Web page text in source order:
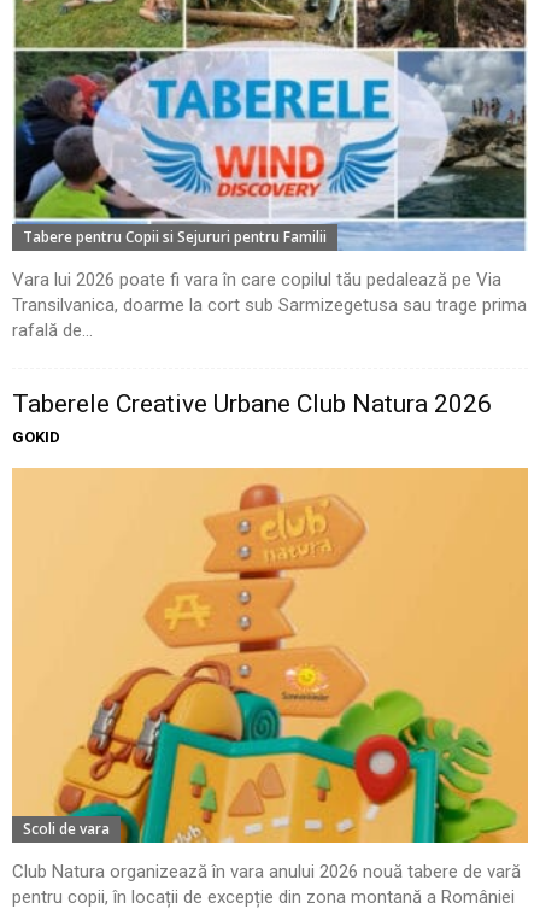
Tabere pentru Copii si Sejururi pentru Familii
Vara lui 2026 poate fi vara în care copilul tău pedalează pe Via
Transilvanica, doarme la cort sub Sarmizegetusa sau trage prima
rafală de...
Taberele Creative Urbane Club Natura 2026
GOKID
Scoli de vara
Club Natura organizează în vara anului 2026 nouă tabere de vară
pentru copii, în locații de excepție din zona montană a României